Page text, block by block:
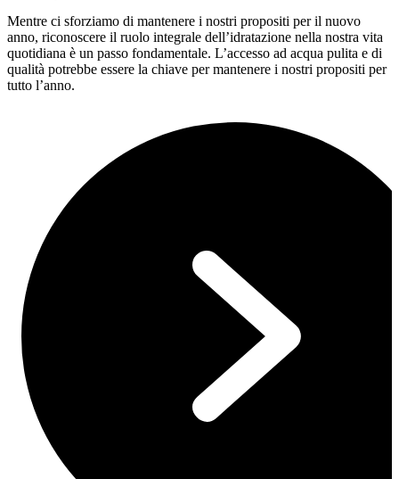
Mentre ci sforziamo di mantenere i nostri propositi per il nuovo
anno, riconoscere il ruolo integrale dell’idratazione nella nostra vita
quotidiana è un passo fondamentale. L’accesso ad acqua pulita e di
qualità potrebbe essere la chiave per mantenere i nostri propositi per
tutto l’anno.